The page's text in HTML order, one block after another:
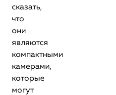
сказать,
что
они
являются
компактными
камерами,
которые
могут